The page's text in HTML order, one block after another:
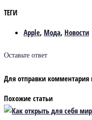
ТЕГИ
Apple, Мода, Новости
Оставьте ответ
Для отправки
Похожие статьи